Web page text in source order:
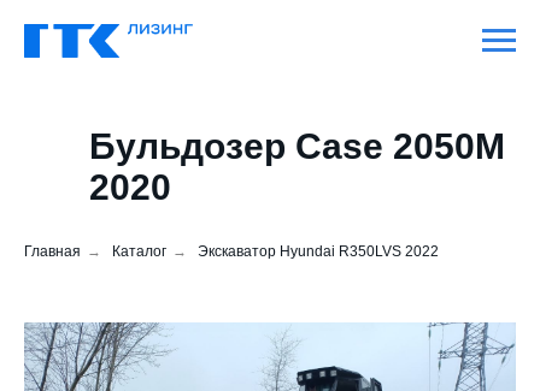
Бульдозер Case 2050М
2020
Главная → Каталог → Экскаватор Hyundai R350LVS 2022